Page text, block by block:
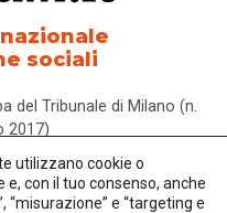
sociali
del Tribunale di Milano (n.
2017)
utilizzano cookie o
con il tuo consenso, anche
e “targeting e